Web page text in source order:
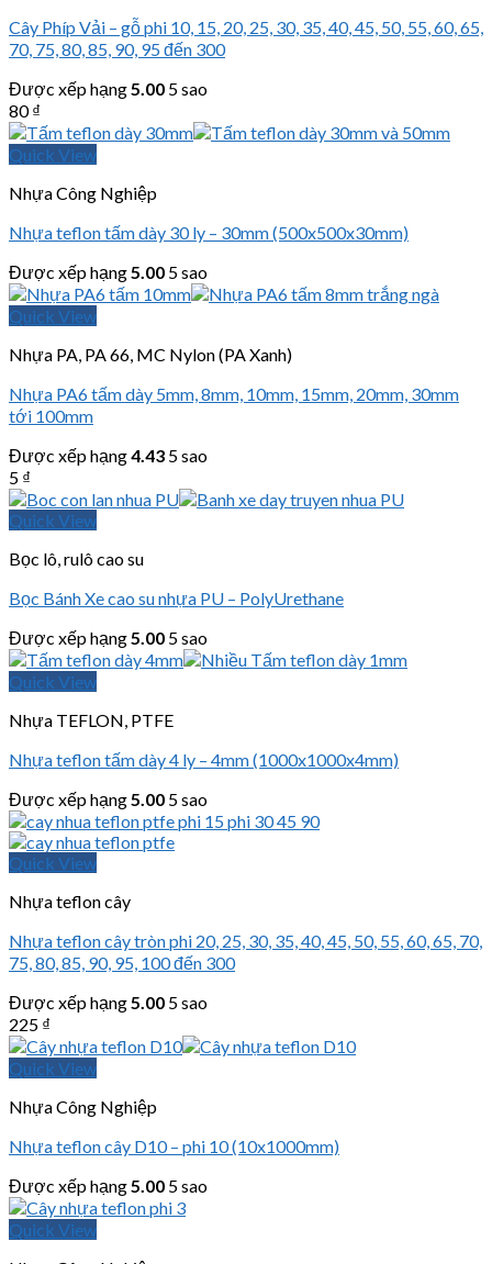
Cây Phíp Vải – gỗ phi 10, 15, 20, 25, 30, 35, 40, 45, 50, 55, 60, 65,
70, 75, 80, 85, 90, 95 đến 300
Được xếp hạng5.00 5 sao
80₫
Quick View
Nhựa Công Nghiệp
Nhựa teflon tấm dày 30 ly – 30mm (500x500x30mm)
Được xếp hạng5.00 5 sao
Quick View
Nhựa PA, PA 66, MC Nylon (PA Xanh)
Nhựa PA6 tấm dày 5mm, 8mm, 10mm, 15mm, 20mm, 30mm
tới 100mm
Được xếp hạng4.43 5 sao
5 ₫
Quick View
Bọc lô, rulô cao su
Bọc Bánh Xe cao su nhựa PU – PolyUrethane
Được xếp hạng5.00 5 sao
Quick View
Nhựa TEFLON, PTFE
Nhựa teflon tấm dày 4 ly – 4mm (1000x1000x4mm)
Được xếp hạng5.00 5 sao
Quick View
Nhựa teflon cây
Nhựa teflon cây tròn phi 20, 25, 30, 35, 40, 45, 50, 55, 60, 65, 70,
75, 80, 85, 90, 95, 100 đến 300
Được xếp hạng5.00 5 sao
225 ₫
Quick View
Nhựa Công Nghiệp
Nhựa teflon cây D10 – phi 10 (10x1000mm)
Được xếp hạng5.00 5 sao
Quick View